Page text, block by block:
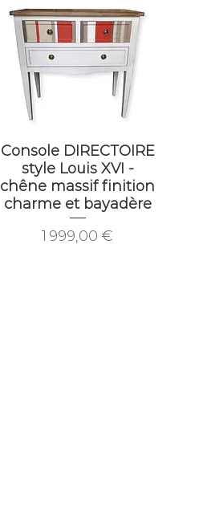
Console DIRECTOIRE
style Louis XVI -
chêne massif finition
charme et bayadère
Prix
1 999,00 €